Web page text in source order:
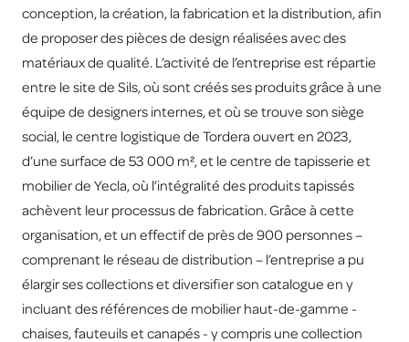
conception, la création, la fabrication et la distribution, afin
de proposer des pièces de design réalisées avec des
matériaux de qualité. L’activité de l’entreprise est répartie
entre le site de Sils, où sont créés ses produits grâce à une
équipe de designers internes, et où se trouve son siège
social, le centre logistique de Tordera ouvert en 2023,
d’une surface de 53 000 m², et le centre de tapisserie et
mobilier de Yecla, où l’intégralité des produits tapissés
achèvent leur processus de fabrication. Grâce à cette
organisation, et un effectif de près de 900 personnes –
comprenant le réseau de distribution – l’entreprise a pu
élargir ses collections et diversifier son catalogue en y
incluant des références de mobilier haut-de-gamme -
chaises, fauteuils et canapés - y compris une collection